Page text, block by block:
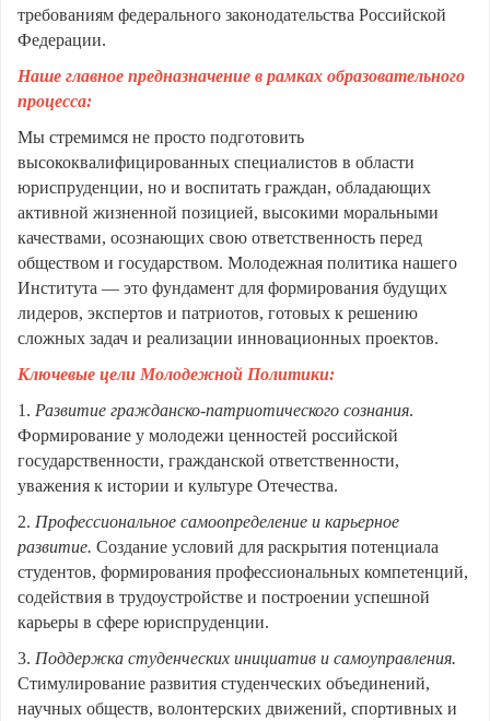
требованиям федерального законодательства Российской
Федерации.
Наше главное предназначение в рамках образовательного
процесса:
Мы стремимся не просто подготовить
высококвалифицированных специалистов в области
юриспруденции, но и воспитать граждан, обладающих
активной жизненной позицией, высокими моральными
качествами, осознающих свою ответственность перед
обществом и государством. Молодежная политика нашего
Института — это фундамент для формирования будущих
лидеров, экспертов и патриотов, готовых к решению
сложных задач и реализации инновационных проектов.
Ключевые цели Молодежной Политики:
1. Развитие гражданско-патриотического сознания.
Формирование у молодежи ценностей российской
государственности, гражданской ответственности,
уважения к истории и культуре Отечества.
2. Профессиональное самоопределение и карьерное
развитие. Создание условий для раскрытия потенциала
студентов, формирования профессиональных компетенций,
содействия в трудоустройстве и построении успешной
карьеры в сфере юриспруденции.
3. Поддержка студенческих инициатив и самоуправления.
Стимулирование развития студенческих объединений,
научных обществ, волонтерских движений, спортивных и